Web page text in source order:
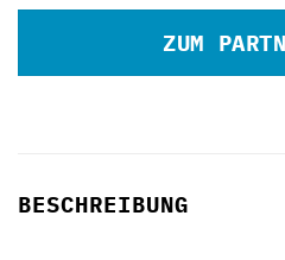
ZUM
BESCHREIBUNG